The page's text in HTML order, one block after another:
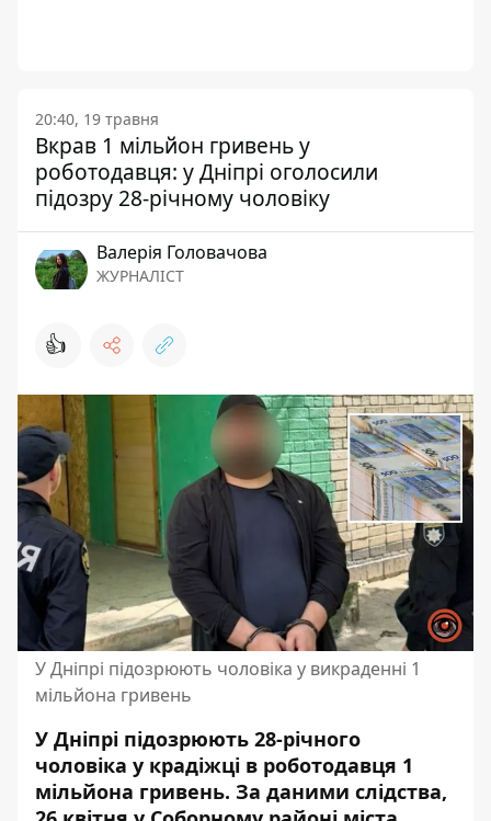
20:40, 19 травня
Вкрав 1 мільйон гривень у
роботодавця: у Дніпрі оголосили
підозру 28-річному чоловіку
Валерія Головачова
ЖУРНАЛІСТ
👍
У Дніпрі підозрюють чоловіка у викраденні 1
мільйона гривень
У Дніпрі підозрюють 28-річного
чоловіка у крадіжці в роботодавця 1
мільйона гривень. За даними слідства,